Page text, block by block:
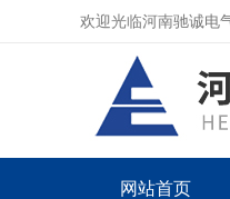
欢迎光临河南驰诚电
网站首页